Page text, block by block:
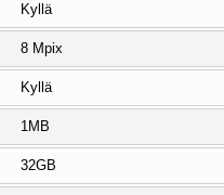
Kyllä
8 Mpix
Kyllä
1MB
32GB